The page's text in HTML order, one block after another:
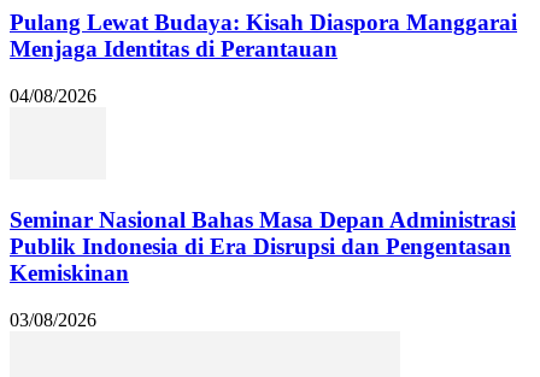
Pulang Lewat Budaya: Kisah Diaspora Manggarai
Menjaga Identitas di Perantauan
04/08/2026
Seminar Nasional Bahas Masa Depan Administrasi
Publik Indonesia di Era Disrupsi dan Pengentasan
Kemiskinan
03/08/2026